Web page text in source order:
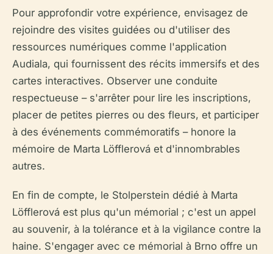
Pour approfondir votre expérience, envisagez de
rejoindre des visites guidées ou d'utiliser des
ressources numériques comme l'application
Audiala, qui fournissent des récits immersifs et des
cartes interactives. Observer une conduite
respectueuse – s'arrêter pour lire les inscriptions,
placer de petites pierres ou des fleurs, et participer
à des événements commémoratifs – honore la
mémoire de Marta Löfflerová et d'innombrables
autres.
En fin de compte, le Stolperstein dédié à Marta
Löfflerová est plus qu'un mémorial ; c'est un appel
au souvenir, à la tolérance et à la vigilance contre la
haine. S'engager avec ce mémorial à Brno offre un